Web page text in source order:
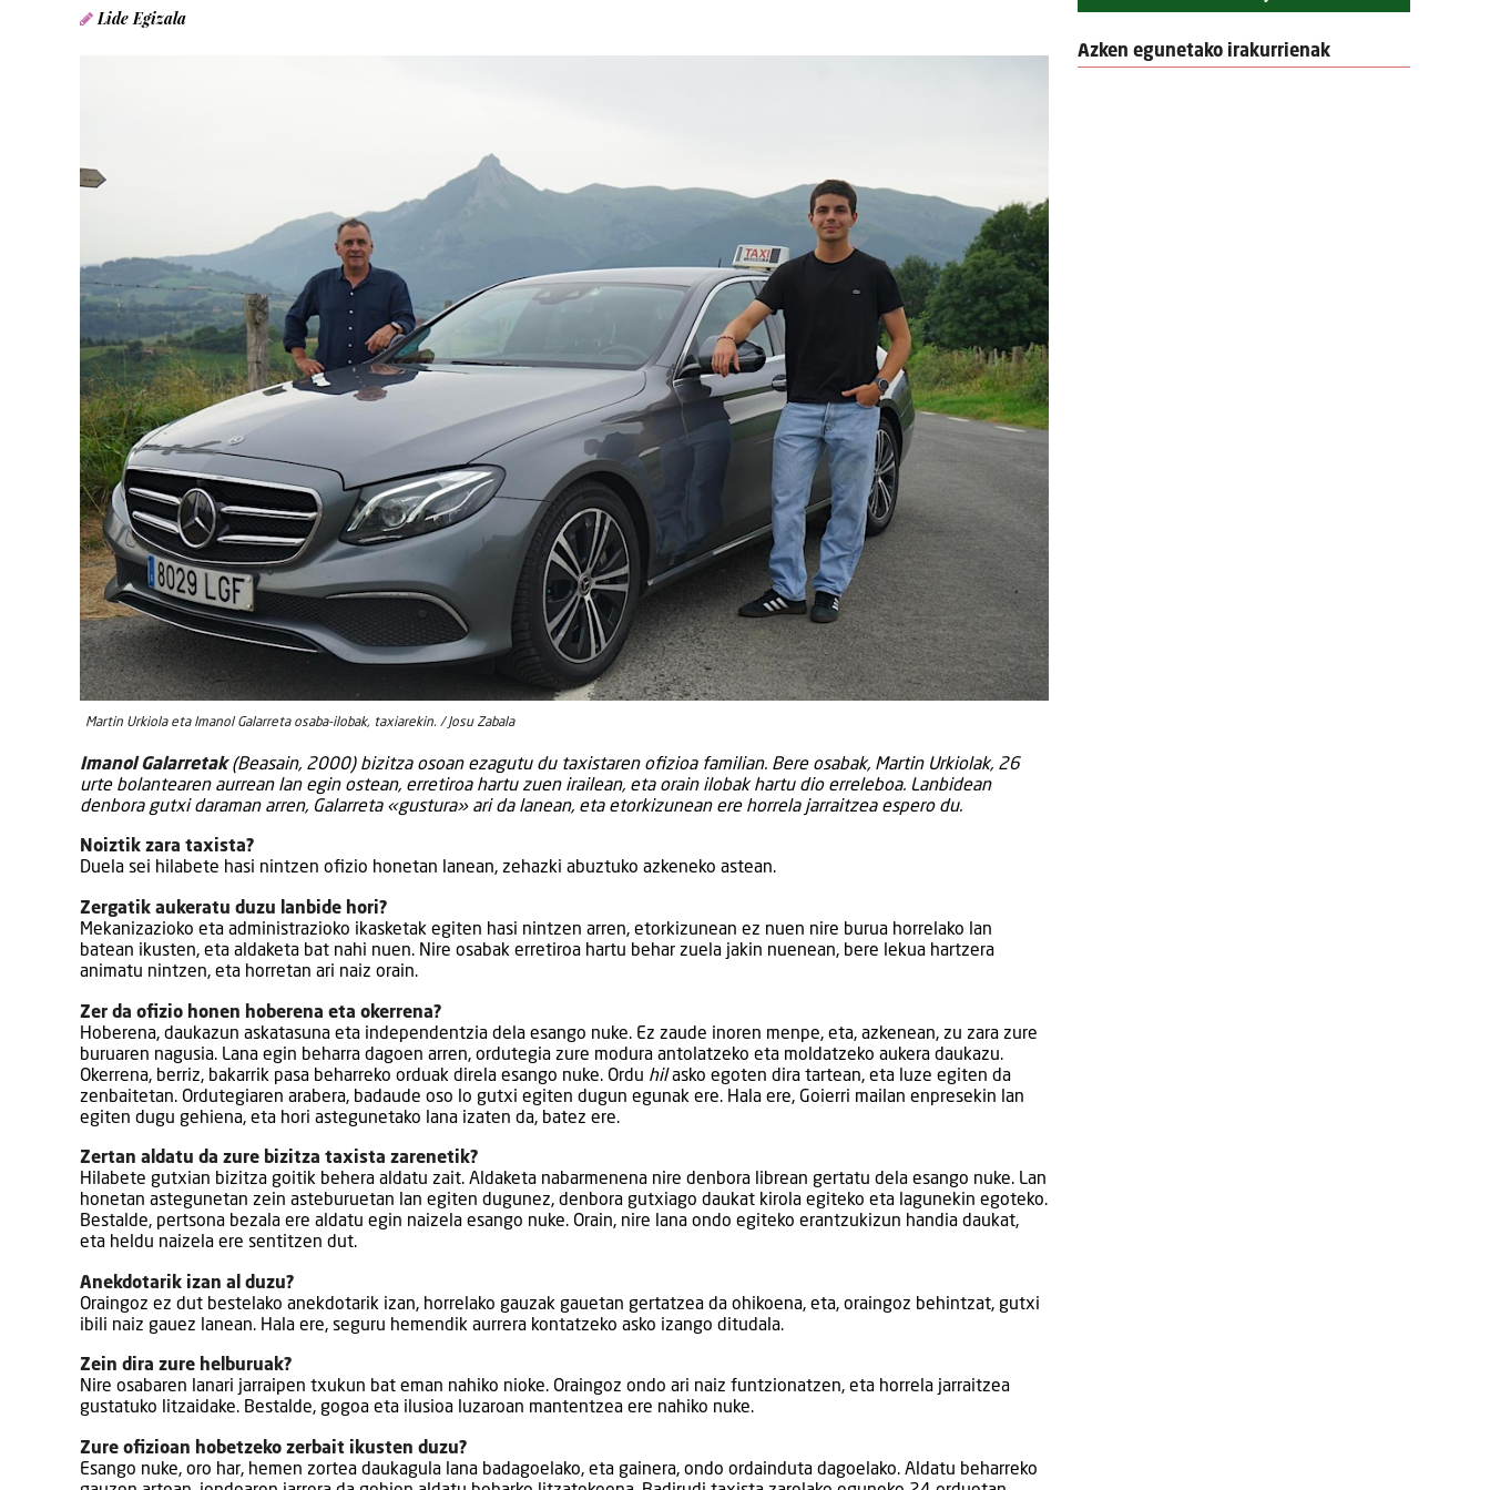
Lide Egizala
Martin Urkiola eta Imanol Galarreta osaba-ilobak, taxiarekin. / Josu Zabala
Imanol Galarretak(Beasain, 2000) bizitza osoan ezagutu du taxistaren ofizioa familian. Bere osabak, Martin Urkiolak, 26
urte bolantearen aurrean lan egin ostean, erretiroa hartu zuen irailean, eta orain ilobak hartu dio erreleboa. Lanbidean
denbora gutxi daraman arren, Galarreta «gustura» ari da lanean, eta etorkizunean ere horrela jarraitzea espero du.
Noiztik zara taxista?
Duela sei hilabete hasi nintzen ofizio honetan lanean, zehazki abuztuko azkeneko astean.
Zergatik aukeratu duzu lanbide hori?
Mekanizazioko eta administrazioko ikasketak egiten hasi nintzen arren, etorkizunean ez nuen nire burua horrelako lan
batean ikusten, eta aldaketa bat nahi nuen. Nire osabak erretiroa hartu behar zuela jakin nuenean, bere lekua hartzera
animatu nintzen, eta horretan ari naiz orain.
Zer da ofizio honen hoberena eta okerrena?
Hoberena, daukazun askatasuna eta independentzia dela esango nuke. Ez zaude inoren menpe, eta, azkenean, zu zara zure
buruaren nagusia. Lana egin beharra dagoen arren, ordutegia zure modura antolatzeko eta moldatzeko aukera daukazu.
Okerrena, berriz, bakarrik pasa beharreko orduak direla esango nuke. Ordu hilasko egoten dira tartean, eta luze egiten da
zenbaitetan. Ordutegiaren arabera, badaude oso lo gutxi egiten dugun egunak ere. Hala ere, Goierri mailan enpresekin lan
egiten dugu gehiena, eta hori astegunetako lana izaten da, batez ere.
Zertan aldatu da zure bizitza taxista zarenetik?
Hilabete gutxian bizitza goitik behera aldatu zait. Aldaketa nabarmenena nire denbora librean gertatu dela esango nuke. Lan
honetan astegunetan zein asteburuetan lan egiten dugunez, denbora gutxiago daukat kirola egiteko eta lagunekin egoteko.
Bestalde, pertsona bezala ere aldatu egin naizela esango nuke. Orain, nire lana ondo egiteko erantzukizun handia daukat,
eta heldu naizela ere sentitzen dut.
Anekdotarik izan al duzu?
Oraingoz ez dut bestelako anekdotarik izan, horrelako gauzak gauetan gertatzea da ohikoena, eta, oraingoz behintzat, gutxi
ibili naiz gauez lanean. Hala ere, seguru hemendik aurrera kontatzeko asko izango ditudala.
Zein dira zure helburuak?
Nire osabaren lanari jarraipen txukun bat eman nahiko nioke. Oraingoz ondo ari naiz funtzionatzen, eta horrela jarraitzea
gustatuko litzaidake. Bestalde, gogoa eta ilusioa luzaroan mantentzea ere nahiko nuke.
Zure ofizioan hobetzeko zerbait ikusten duzu?
Esango nuke, oro har, hemen zortea daukagula lana badagoelako, eta gainera, ondo ordainduta dagoelako. Aldatu beharreko
Azken egunetako irakurrienak